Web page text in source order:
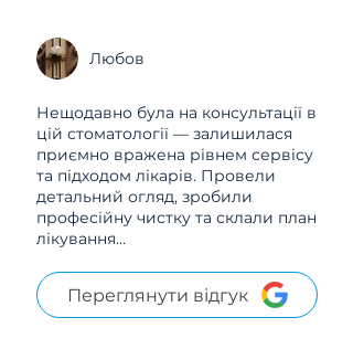
Любов
Нещодавно була на консультації в
цій стоматології — залишилася
приємно вражена рівнем сервісу
та підходом лікарів. Провели
детальний огляд, зробили
професійну чистку та склали план
лікування...
Переглянути відгук